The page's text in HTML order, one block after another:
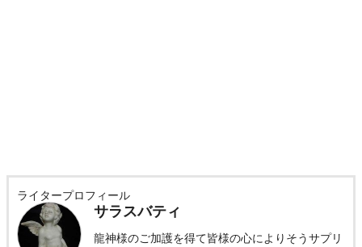
ライタープロフィール
サラスバティ
龍神様のご加護を得て皆様の心によりそうサプリ